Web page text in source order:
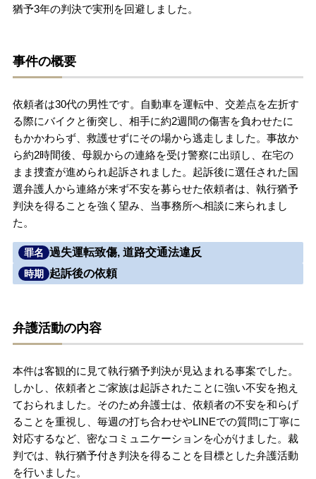
アクセス
解決実績
ご依頼者からのお手紙
無料相談の口コミ評判
刑事事件について 知りたい方
猶予3年の判決で実刑を回避しました。
事件の概要
依頼者は30代の男性です。自動車を運転中、交差点を左折す
る際にバイクと衝突し、相手に約2週間の傷害を負わせたに
もかかわらず、救護せずにその場から逃走しました。事故か
ら約2時間後、母親からの連絡を受け警察に出頭し、在宅の
まま捜査が進められ起訴されました。起訴後に選任された国
選弁護人から連絡が来ず不安を募らせた依頼者は、執行猶予
判決を得ることを強く望み、当事務所へ相談に来られまし
た。
罪名 過失運転致傷, 道路交通法違反
時期 起訴後の依頼
弁護活動の内容
本件は客観的に見て執行猶予判決が見込まれる事案でした。
しかし、依頼者とご家族は起訴されたことに強い不安を抱え
ておられました。そのため弁護士は、依頼者の不安を和らげ
ることを重視し、毎週の打ち合わせやLINEでの質問に丁寧に
対応するなど、密なコミュニケーションを心がけました。裁
判では、執行猶予付き判決を得ることを目標とした弁護活動
を行いました。